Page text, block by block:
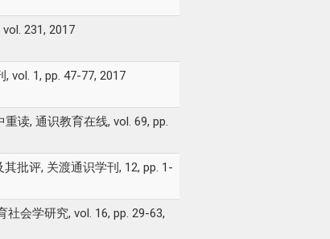
231, 2017
vol. 1, pp. 47-77, 2017
读, 通识教育在线, vol. 69, pp.
批评, 关渡通识学刊, 12, pp. 1-
会学研究, vol. 16, pp. 29-63,